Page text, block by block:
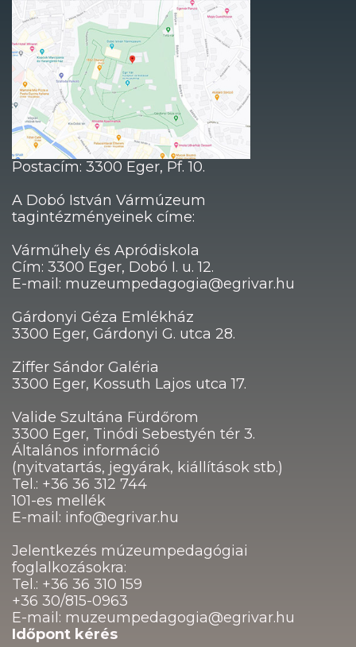
Postacím: 3300 Eger, Pf. 10.
A Dobó István Vármúzeum
tagintézményeinek címe:
Várműhely és Apródiskola
Cím: 3300 Eger, Dobó I. u. 12.
E-mail: muzeumpedagogia@egrivar.hu
Gárdonyi Géza Emlékház
3300 Eger, Gárdonyi G. utca 28.
Ziffer Sándor Galéria
3300 Eger, Kossuth Lajos utca 17.
Valide Szultána Fürdőrom
3300 Eger, Tinódi Sebestyén tér 3.
Általános információ
(nyitvatartás, jegyárak, kiállítások stb.)
Tel.: +36 36 312 744
101-es mellék
E-mail: info@egrivar.hu
Jelentkezés múzeumpedagógiai
foglalkozásokra:
Tel.: +36 36 310 159
+36 30/815-0963
E-mail: muzeumpedagogia@egrivar.hu
Időpont kérés